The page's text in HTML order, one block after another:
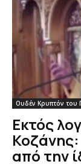
Ουδέν Κρυπτόν του
Εκτός
Κοζάνης:
από την